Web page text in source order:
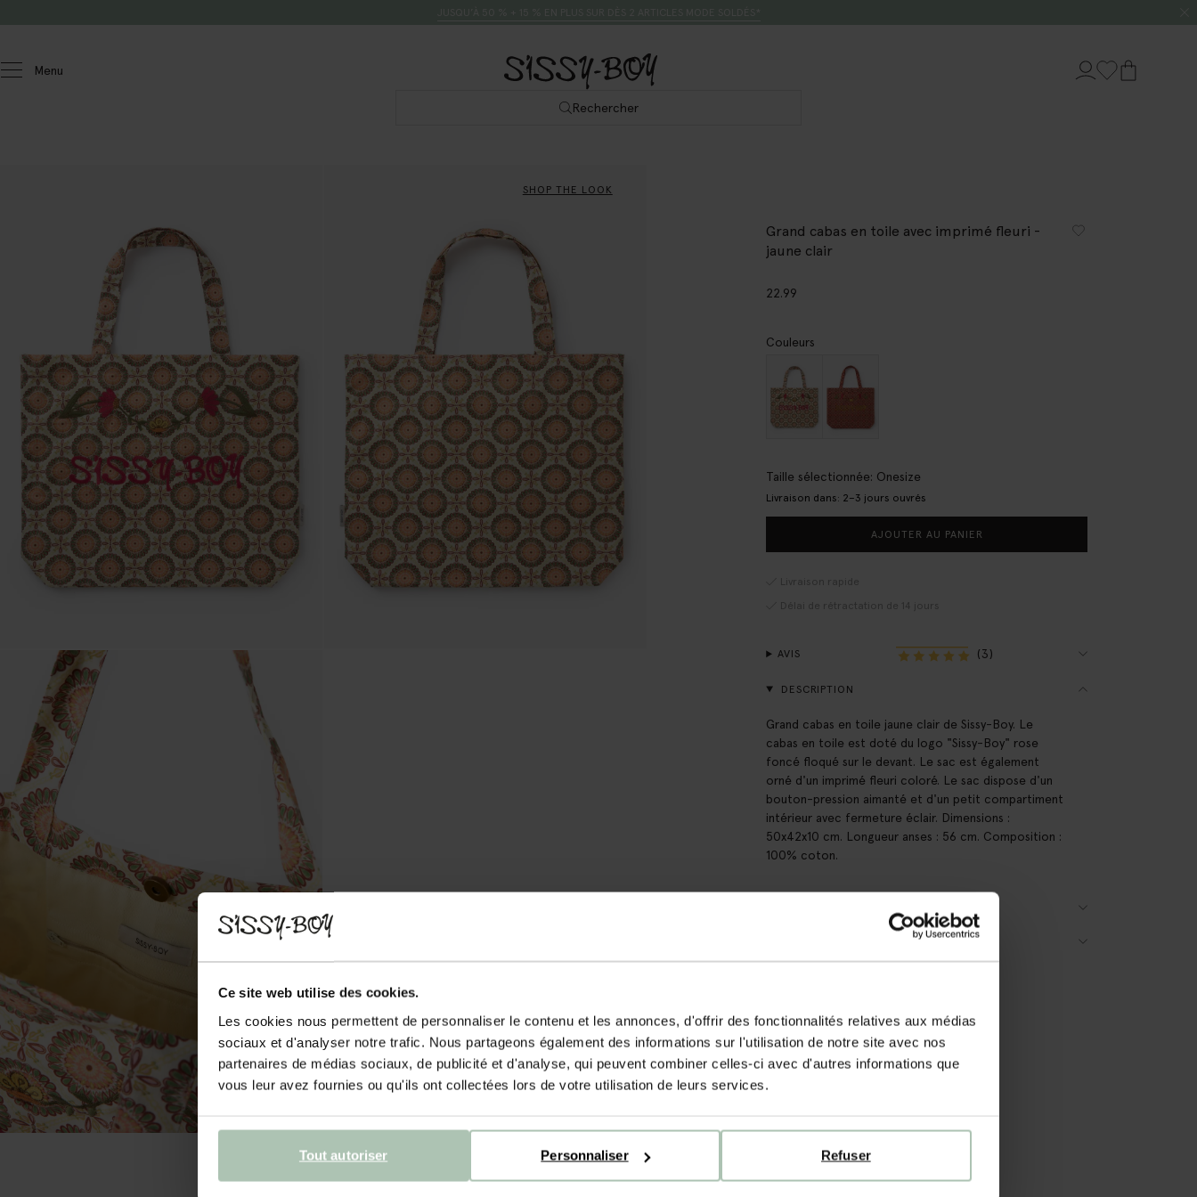
Ce site web utilise des cookies.
Les cookies nous permettent de personnaliser le contenu et les annonces, d'offrir des fonctionnalités relatives aux médias
sociaux et d'analyser notre trafic. Nous partageons également des informations sur l'utilisation de notre site avec nos
partenaires de médias sociaux, de publicité et d'analyse, qui peuvent combiner celles-ci avec d'autres informations que
vous leur avez fournies ou qu'ils ont collectées lors de votre utilisation de leurs services.
Refuser
Personnaliser
Tout autoriser
Menu
Rechercher
SHOP THE LOOK
Grand cabas en toile avec imprimé fleuri -
jaune clair
22.99
Couleurs
Taille sélectionnée: Onesize
Livraison dans: 2–3 jours ouvrés
AJOUTER AU PANIER
Livraison rapide
Délai de rétractation de 14 jours
AVIS (3)
DESCRIPTION
Grand cabas en toile jaune clair de Sissy-Boy. Le
cabas en toile est doté du logo "Sissy-Boy" rose
foncé floqué sur le devant. Le sac est également
orné d'un imprimé fleuri coloré. Le sac dispose d'un
bouton-pression aimanté et d'un petit compartiment
intérieur avec fermeture éclair. Dimensions :
50x42x10 cm. Longueur anses : 56 cm. Composition :
100% coton.